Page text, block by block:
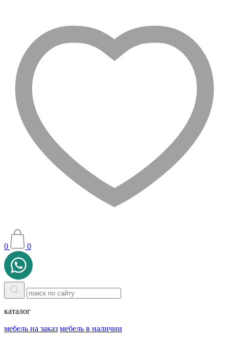
0 0
каталог
мебель на заказ мебель в наличии